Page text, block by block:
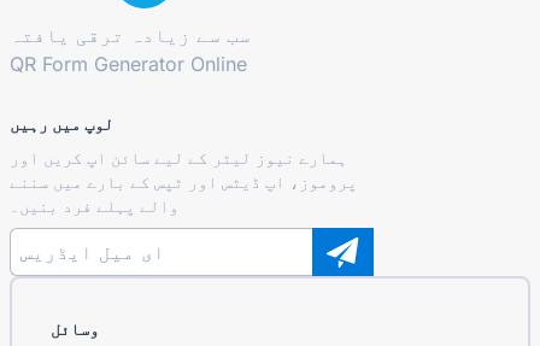
سب سے زیادہ ترقی یافتہ
QR Form Generator Online
لوپ میں رہیں
ہمارے نیوز لیٹر کے لیے سائن اپ کریں اور
پروموز، اپ ڈیٹس اور ٹپس کے بارے میں سننے
والے پہلے فرد بنیں۔
وسائل